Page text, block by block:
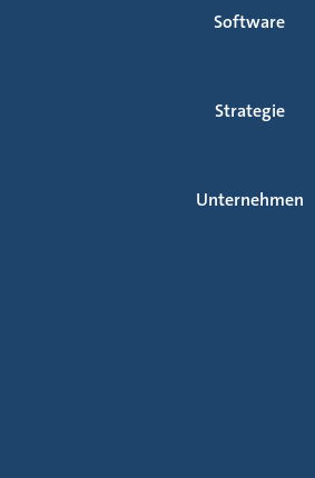
Software
Strategie
Unternehmen